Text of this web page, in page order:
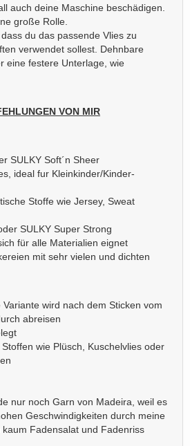
auch deine Maschine beschädigen.
große Rolle.
du das passende Vlies zu
verwendet sollest. Dehnbare
eine festere Unterlage, wie
VON MIR
SULKY Soft´n Sheer
ideal fur Kleinkinder/Kinder-
Stoffe wie Jersey, Sweat
SULKY Super Strong
für alle Materialien eignet
mit sehr vielen und dichten
wird nach dem Sticken vom
abreisen
wie Plüsch, Kuschelvlies oder
nur noch Garn von Madeira, weil es
Geschwindigkeiten durch meine
Fadensalat und Fadenriss